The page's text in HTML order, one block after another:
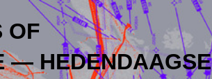
OF
— HEDENDAAGSE